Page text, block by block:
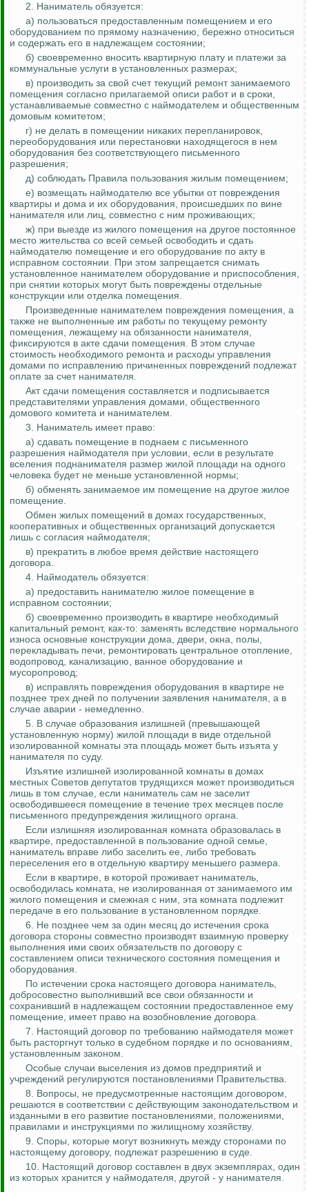
2. Наниматель обязуется:
а) пользоваться предоставленным помещением и его
оборудованием по прямому назначению, бережно относиться
и содержать его в надлежащем состоянии;
б) своевременно вносить квартирную плату и платежи за
коммунальные услуги в установленных размерах;
в) производить за свой счет текущий ремонт занимаемого
помещения согласно прилагаемой описи работ и в сроки,
устанавливаемые совместно с наймодателем и общественным
домовым комитетом;
г) не делать в помещении никаких перепланировок,
переоборудования или перестановки находящегося в нем
оборудования без соответствующего письменного
разрешения;
д) соблюдать Правила пользования жилым помещением;
е) возмещать наймодателю все убытки от повреждения
квартиры и дома и их оборудования, происшедших по вине
нанимателя или лиц, совместно с ним проживающих;
ж) при выезде из жилого помещения на другое постоянное
место жительства со всей семьей освободить и сдать
наймодателю помещение и его оборудование по акту в
исправном состоянии. При этом запрещается снимать
установленное нанимателем оборудование и приспособления,
при снятии которых могут быть повреждены отдельные
конструкции или отделка помещения.
Произведенные нанимателем повреждения помещения, а
также не выполненные им работы по текущему ремонту
помещения, лежащему на обязанности нанимателя,
фиксируются в акте сдачи помещения. В этом случае
стоимость необходимого ремонта и расходы управления
домами по исправлению причиненных повреждений подлежат
оплате за счет нанимателя.
Акт сдачи помещения составляется и подписывается
представителями управления домами, общественного
домового комитета и нанимателем.
3. Наниматель имеет право:
а) сдавать помещение в поднаем с письменного
разрешения наймодателя при условии, если в результате
вселения поднанимателя размер жилой площади на одного
человека будет не меньше установленной нормы;
б) обменять занимаемое им помещение на другое жилое
помещение.
Обмен жилых помещений в домах государственных,
кооперативных и общественных организаций допускается
лишь с согласия наймодателя;
в) прекратить в любое время действие настоящего
договора.
4. Наймодатель обязуется:
а) предоставить нанимателю жилое помещение в
исправном состоянии;
б) своевременно производить в квартире необходимый
капитальный ремонт, как-то: заменять вследствие нормального
износа основные конструкции дома, двери, окна, полы,
перекладывать печи, ремонтировать центральное отопление,
водопровод, канализацию, ванное оборудование и
мусоропровод;
в) исправлять повреждения оборудования в квартире не
позднее трех дней по получении заявления нанимателя, а в
случае аварии - немедленно.
5. В случае образования излишней (превышающей
установленную норму) жилой площади в виде отдельной
изолированной комнаты эта площадь может быть изъята у
нанимателя по суду.
Изъятие излишней изолированной комнаты в домах
местных Советов депутатов трудящихся может производиться
лишь в том случае, если наниматель сам не заселит
освободившееся помещение в течение трех месяцев после
письменного предупреждения жилищного органа.
Если излишняя изолированная комната образовалась в
квартире, предоставленной в пользование одной семье,
наниматель вправе либо заселить ее, либо требовать
переселения его в отдельную квартиру меньшего размера.
Если в квартире, в которой проживает наниматель,
освободилась комната, не изолированная от занимаемого им
жилого помещения и смежная с ним, эта комната подлежит
передаче в его пользование в установленном порядке.
6. Не позднее чем за один месяц до истечения срока
договора стороны совместно производят взаимную проверку
выполнения ими своих обязательств по договору с
составлением описи технического состояния помещения и
оборудования.
По истечении срока настоящего договора наниматель,
добросовестно выполнивший все свои обязанности и
сохранивший в надлежащем состоянии предоставленное ему
помещение, имеет право на возобновление договора.
7. Настоящий договор по требованию наймодателя может
быть расторгнут только в судебном порядке и по основаниям,
установленным законом.
Особые случаи выселения из домов предприятий и
учреждений регулируются постановлениями Правительства.
8. Вопросы, не предусмотренные настоящим договором,
решаются в соответствии с действующим законодательством и
изданными в его развитие постановлениями, положениями,
правилами и инструкциями по жилищному хозяйству.
9. Споры, которые могут возникнуть между сторонами по
настоящему договору, подлежат разрешению в суде.
10. Настоящий договор составлен в двух экземплярах, один
из которых хранится у наймодателя, другой - у нанимателя.